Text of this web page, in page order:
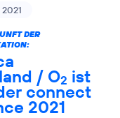
DER
/ O2 ist
connect
2021